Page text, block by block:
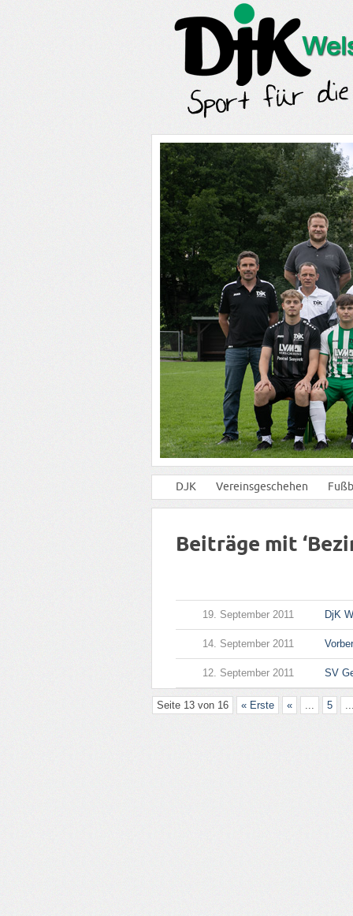
DJK Vereinsgeschehen
Beiträge mit
19. September 2011 DjK
14. September 2011
12. September 2011 SV
Seite 13 von 16 « Erste « ... 5